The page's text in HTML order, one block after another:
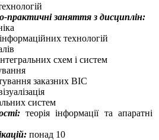
практичні заняття з дисциплін:
технологій
схем і систем
заказних ВІС
систем
теорія інформації та апаратні
понад 10